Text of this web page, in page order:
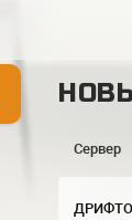
Сервер